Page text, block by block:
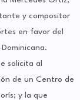
y compositor
en favor del
solicita al
de un Centro de
y la que